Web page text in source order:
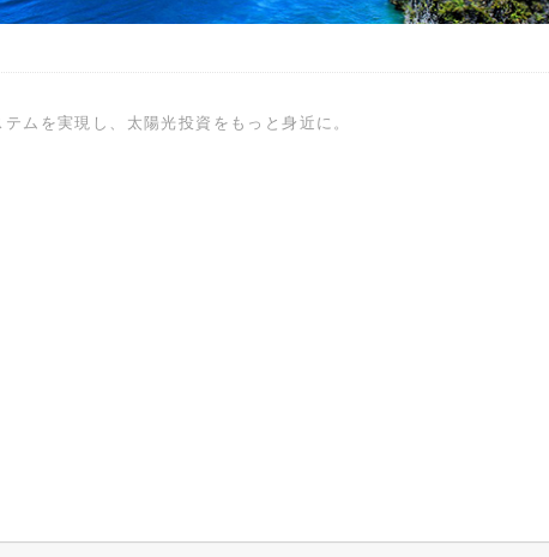
ムを実現し、太陽光投資をもっと身近に。